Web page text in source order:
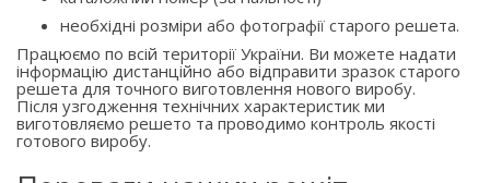
необхідні розміри або фотографії старого решета.
Працюємо по всій території України. Ви можете надати
інформацію дистанційно або відправити зразок старого
решета для точного виготовлення нового виробу.
Після узгодження технічних характеристик ми
виготовляємо решето та проводимо контроль якості
готового виробу.